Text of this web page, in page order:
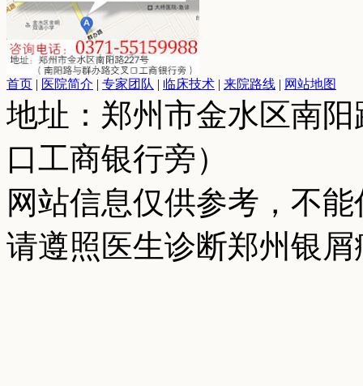
首页 | 医院简介 | 专家团队 | 临床技术 | 来院路线 | 网站地图
地址：郑州市金水区南
口工商银行旁）
网站信息仅供参考，不
请遵照医生诊断郑州银